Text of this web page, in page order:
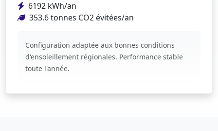
6192 kWh/an
353.6 tonnes CO2 évitées/an
Configuration adaptée aux bonnes conditions
d'ensoleillement régionales. Performance stable
toute l'année.